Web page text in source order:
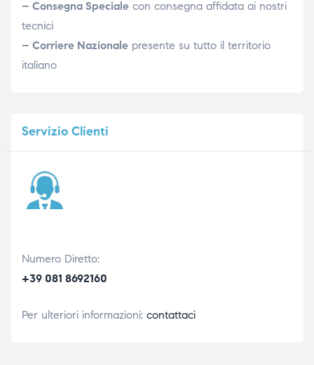
– Consegna Specialecon consegna affidata ai nostri
tecnici
– Corriere Nazionalepresente su tutto il territorio
italiano
ServizioClienti
Numero Diretto:
+39 081 8692160
Per ulteriori informazioni: contattaci